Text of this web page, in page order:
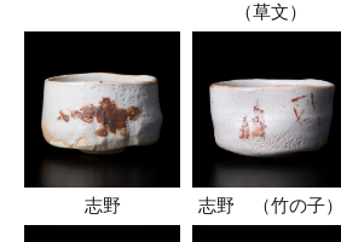
（草文）
志野 志野 （竹の子）